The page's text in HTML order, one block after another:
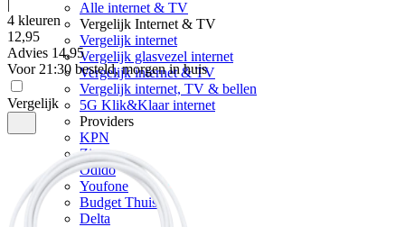
Alle internet & TV
Vergelijk Internet & TV
Vergelijk internet
Vergelijk glasvezel internet
Vergelijk internet & TV
Vergelijk internet, TV & bellen
5G Klik&Klaar internet
Providers
KPN
Ziggo
Odido
Youfone
Budget Thuis
Delta
|
4 kleuren
12,95
Advies 14,95
Voor 21:30 besteld, morgen in huis
Vergelijk